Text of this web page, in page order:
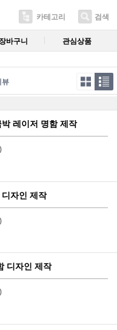
카테고리 검색
장바구니 관심상품
뷰
레이저 명함 제작
자인 제작
디자인 제작